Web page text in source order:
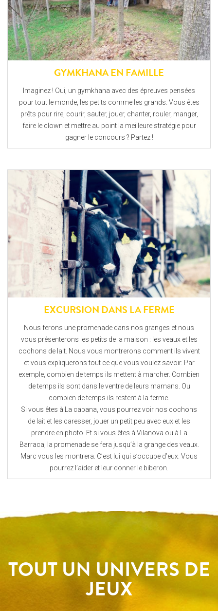
GYMKHANA EN FAMILLE
Imaginez ! Oui, un gymkhana avec des épreuves pensées
pour tout le monde, les petits comme les grands. Vous êtes
prêts pour rire, courir, sauter, jouer, chanter, rouler, manger,
faire le clown et mettre au point la meilleure stratégie pour
gagner le concours ? Partez !
EXCURSION DANS LA FERME
Nous ferons une promenade dans nos granges et nous
vous présenterons les petits de la maison : les veaux et les
cochons de lait. Nous vous montrerons comment ils vivent
et vous expliquerons tout ce que vous voulez savoir. Par
exemple, combien de temps ils mettent à marcher. Combien
de temps ils sont dans le ventre de leurs mamans. Ou
combien de temps ils restent à la ferme.
Si vous êtes à La cabana, vous pourrez voir nos cochons
de lait et les caresser, jouer un petit peu avec eux et les
prendre en photo. Et si vous êtes à Vilanova ou à La
Barraca, la promenade se fera jusqu’à la grange des veaux.
Marc vous les montrera. C’est lui qui s’occupe d’eux. Vous
pourrez l’aider et leur donner le biberon.
TOUT UN UNIVERS DE
JEUX